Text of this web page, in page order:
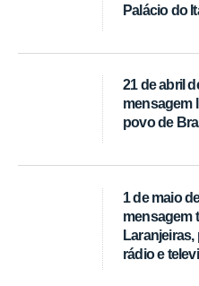
Palácio do
21 de abril
mensagem
povo de
1 de maio
mensagem
rádio e